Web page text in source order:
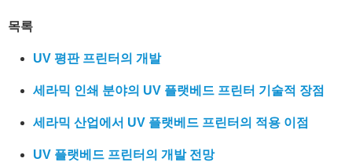
목록
UV 평판 프린터의 개발
세라믹 인쇄 분야의 UV 플랫베드 프린터 기술적 장점
세라믹 산업에서 UV 플랫베드 프린터의 적용 이점
UV 플랫베드 프린터의 개발 전망